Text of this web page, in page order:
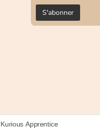
Kurious Apprentice